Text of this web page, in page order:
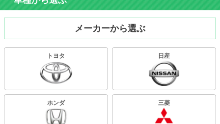
メーカーから選ぶ
トヨタ 日産
ホンダ 三菱